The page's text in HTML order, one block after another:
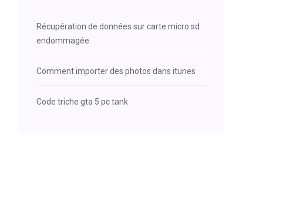
Récupération de données sur carte micro sd
endommagée
Comment importer des photos dans itunes
Code triche gta 5 pc tank